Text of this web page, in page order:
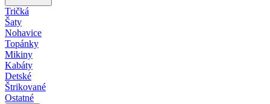
Tričká
Šaty
Nohavice
Topánky
Mikiny
Kabáty
Detské
Štrikované
Ostatné